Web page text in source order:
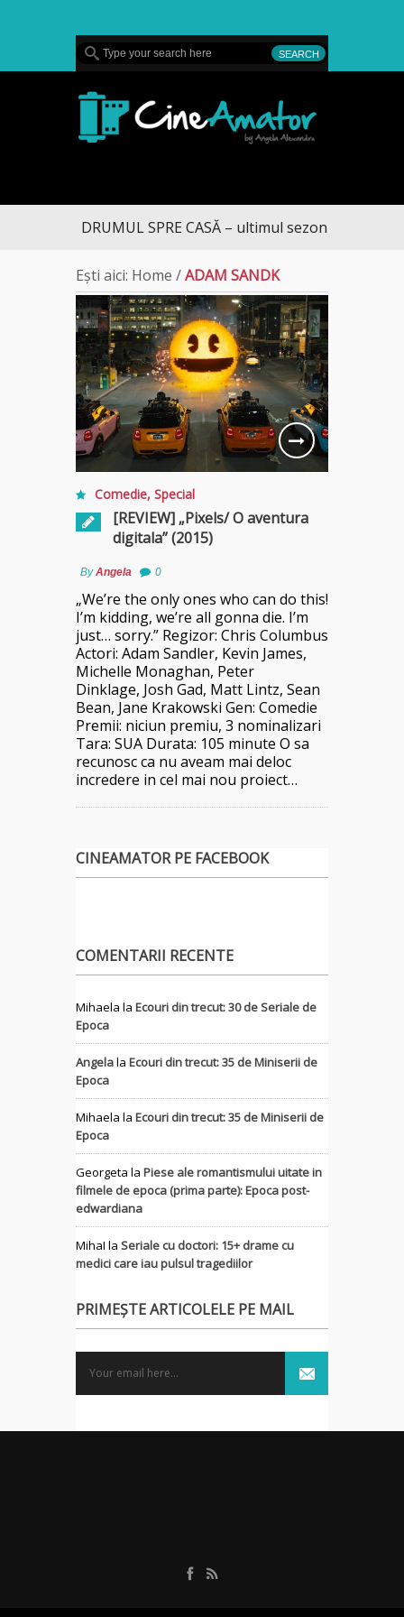
DRUMUL SPRE CASĂ – ultimul sezon te aduce la
Ești aici: Home /ADAM SANDK
Comedie, Special
[REVIEW] „Pixels/ O aventura
digitala” (2015)
ByAngela 0
„We’re the only ones who can do this!
I’m kidding, we’re all gonna die. I’m
just… sorry.” Regizor: Chris Columbus
Actori: Adam Sandler, Kevin James,
Michelle Monaghan, Peter
Dinklage, Josh Gad, Matt Lintz, Sean
Bean, Jane Krakowski Gen: Comedie
Premii: niciun premiu, 3 nominalizari
Tara: SUA Durata: 105 minute O sa
recunosc ca nu aveam mai deloc
incredere in cel mai nou proiect…
CINEAMATOR PE FACEBOOK
COMENTARII RECENTE
Mihaela la Ecouri din trecut: 30 de Seriale de
Epoca
Angelala Ecouri din trecut: 35 de Miniserii de
Epoca
Mihaela la Ecouri din trecut: 35 de Miniserii de
Epoca
Georgeta la Piese ale romantismului uitate in
filmele de epoca (prima parte): Epoca post-
edwardiana
MihaI la Seriale cu doctori: 15+ drame cu
medici care iau pulsul tragediilor
PRIMEȘTE ARTICOLELE PE MAIL